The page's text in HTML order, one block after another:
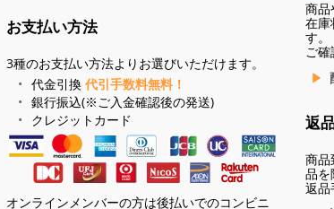
お支払い方法
3種のお支払い方法よりお選びいただけます。
代金引換 代引手数料無料！
銀行振込(※ご入金確認後の発送)
クレジットカード
オンラインメンバーの方は後払いでのコンビニ
商品
在庫
す。
ご確
返
商品
品を
返品